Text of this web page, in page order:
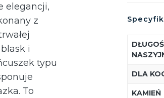
elegancji,
z
i
typu
To
DLA
KAMIEŃ